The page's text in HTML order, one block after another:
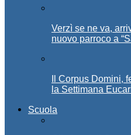
Verzì se ne va,
nuovo parroco a
Il Corpus Domini,
la Settimana
Scuola